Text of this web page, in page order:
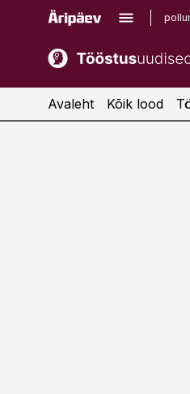
kaubandus.ee
kinnisvarauudised.ee
Avaleht Kõik lood